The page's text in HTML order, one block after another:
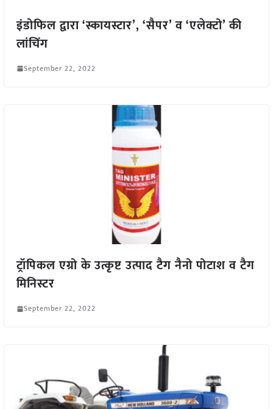
इंडोफिल द्वारा ‘स्कायस्टार’, ‘सैपर’ व ‘एलेक्टो’ की
लांचिंग
September 22, 2022
ट्रॉपिकल एग्रो के उत्कृष्ट उत्पाद टैग नैनो पोटाश व टैग
मिनिस्टर
September 22, 2022